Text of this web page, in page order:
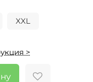
XXL
>